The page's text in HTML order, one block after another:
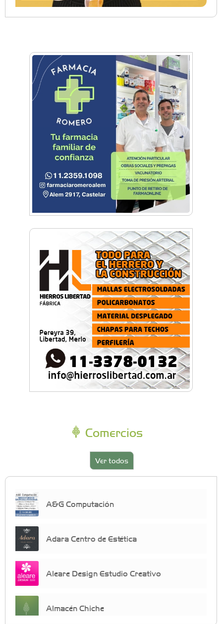
Comercios
Ver todos
A&G Computación
Adara Centro de Estética
Aleare Design Estudio Creativo
Almacén Chiche